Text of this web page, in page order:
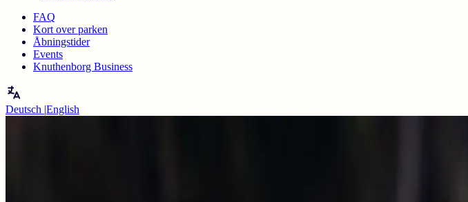
FAQ
Kort over parken
Åbningstider
Events
Knuthenborg Business
Deutsch |English